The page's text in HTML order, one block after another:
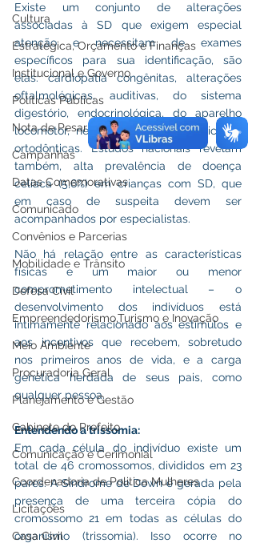
Cultura
Estratégica, Orçamento e Finanças
Institucional e Governo
Políticas Públicas
Nota de Pesar
Campanhas
Datas Comemorativas
Comunicado
Convênios e Parcerias
Mobilidade e Trânsito
Defesa Civil
Empreendedorismo,Turismo e Inovação
Meio Ambiente
Procuradoria Geral
Planejamento e Gestão
Gabinete do Prefeito
Comunicação e Cerimonial
Coordenadoria de Politica Mulheres
Licitações
Casa Civil
Existe um conjunto de alterações
associadas à SD que exigem especial
atenção e necessitam de exames
específicos para sua identificação, são
elas: cardiopatia congênitas, alterações
oftalmológicas, auditivas, do sistema
digestório, endocrinológica, do aparelho
locomotor, neurológicas, hematológicas e
ortodônticas. Estudos nacionais revelam
também, alta prevalência de doença
celíaca (5,6%) em crianças com SD, que
em caso de suspeita devem ser
acompanhados por especialistas.
Não há relação entre as características
físicas e um maior ou menor
comprometimento intelectual – o
desenvolvimento dos indivíduos está
intimamente relacionado aos estímulos e
aos incentivos que recebem, sobretudo
nos primeiros anos de vida, e a carga
genética herdada de seus pais, como
qualquer pessoa.
Entendendo a trissomia:
Em cada célula do indivíduo existe um
total de 46 cromossomos, divididos em 23
pares. A Síndrome de Down é gerada pela
presença de uma terceira cópia do
cromossomo 21 em todas as células do
organismo (trissomia). Isso ocorre no